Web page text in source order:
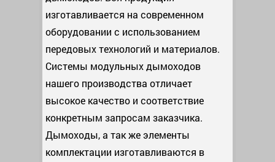
изготавливается на современном
оборудовании с использованием
передовых технологий и материалов.
Системы модульных дымоходов
нашего производства отличает
высокое качество и соответствие
конкретным запросам заказчика.
Дымоходы, а так же элементы
комплектации изготавливаются в